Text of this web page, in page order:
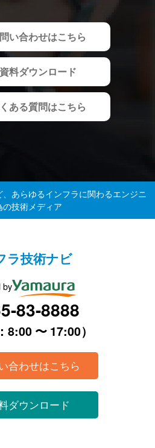
い合わせはこちら
資料ダウンロード
ある質問はこちら
あらゆるインフラに関わるエンジニ
の技術メディア
ラ技術ナビ
by
83-8888
8:00 〜 17:00）
合わせはこちら
ダウンロード